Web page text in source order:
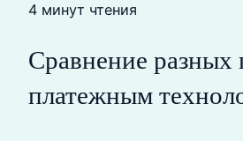
4 минут чтения
Сравнение разных
платежным